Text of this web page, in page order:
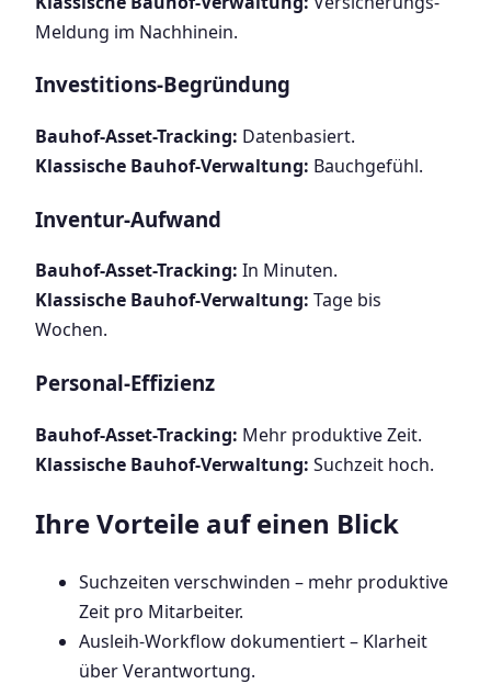
Meldung im Nachhinein.
Investitions-Begründung
Bauhof-Asset-Tracking: Datenbasiert.
Klassische Bauhof-Verwaltung: Bauchgefühl.
Inventur-Aufwand
Bauhof-Asset-Tracking: In Minuten.
Klassische Bauhof-Verwaltung: Tage bis
Wochen.
Personal-Effizienz
Bauhof-Asset-Tracking: Mehr produktive Zeit.
Klassische Bauhof-Verwaltung: Suchzeit hoch.
Ihre Vorteile auf einen Blick
Suchzeiten verschwinden – mehr produktive
Zeit pro Mitarbeiter.
Ausleih-Workflow dokumentiert – Klarheit
über Verantwortung.